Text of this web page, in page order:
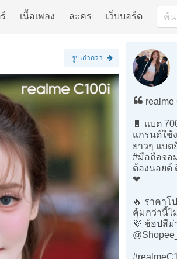
เนื้อเพลง ละคร เว็บบอร์ด
รูปเก่ากว่า
🔋 แบต
แกรนด์ใช้
ยาวๆ แบต
#มือถือจอ
ต้องนอยด์
❤️
🔥 ราคาโ
คุ้มกว่านี้ไ
💜 ช้อปสีม่